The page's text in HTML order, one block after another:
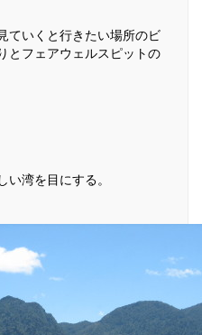
ていくと行きたい場所のビ
とフェアウェルスピットの
湾を目にする。